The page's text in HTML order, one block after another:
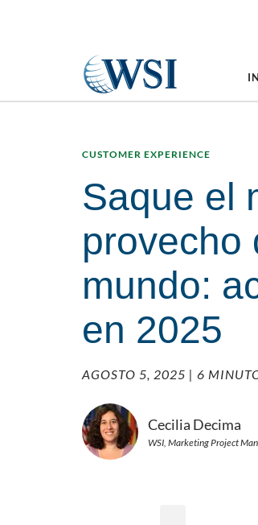
CUSTOMER EXPERIENCE
Saque el
provecho
mundo:
en 2025
AGOSTO 5, 2025 | 6
Cecilia Decima
WSI, Marketing Project